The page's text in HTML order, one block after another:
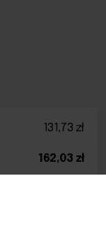
131,73 zł
162,03 zł